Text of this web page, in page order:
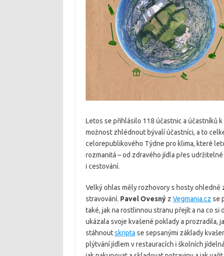
Letos se přihlásilo 118 účastnic a účastníků
možnost zhlédnout bývalí účastníci, a to
celorepublikového Týdne pro klima, které
rozmanitá – od zdravého jídla přes
i cestování.
Velký ohlas měly rozhovory s hosty ohledně
stravování. Pavel Ovesnýz Vegmania.cz se
také, jak na rostlinnou stranu přejít a na co si
ukázala svoje kvašené poklady a prozradila,
stáhnoutskripta se sepsanými základy
plýtvání jídlem v restauracích i školních